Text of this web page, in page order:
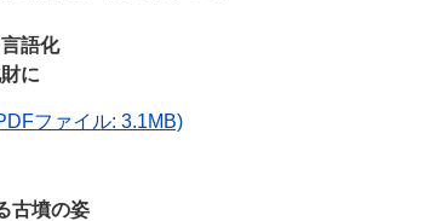
語化
に
ファイル: 3.1MB)
古墳の姿